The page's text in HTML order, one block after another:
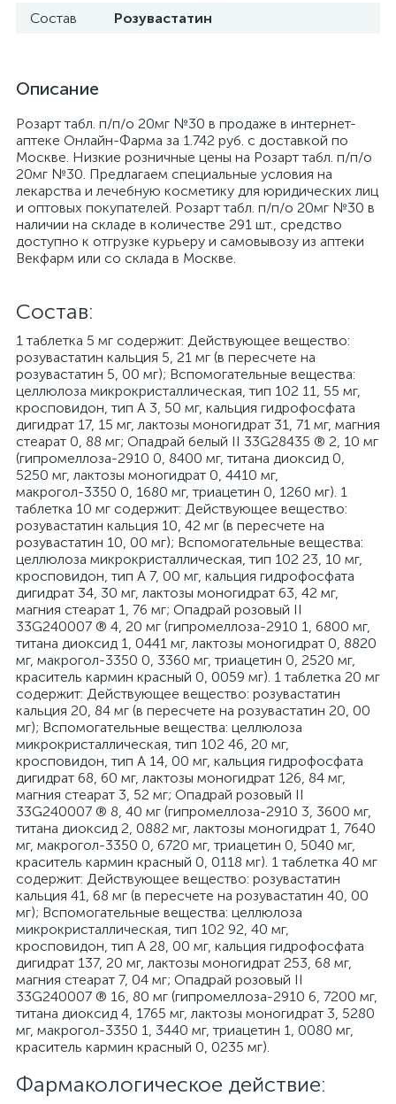
Состав
Розувастатин
Описание
Розарт табл. п/п/о 20мг №30 в продаже в интернет-
аптеке Онлайн-Фарма за 1.742 руб. с доставкой по
Москве. Низкие розничные цены на Розарт табл. п/п/о
20мг №30. Предлагаем специальные условия на
лекарства и лечебную косметику для юридических лиц
и оптовых покупателей. Розарт табл. п/п/о 20мг №30 в
наличии на складе в количестве 291 шт., средство
доступно к отгрузке курьеру и самовывозу из аптеки
Векфарм или со склада в Москве.
Cостав:
1 таблетка 5 мг содержит: Действующее вещество:
розувастатин кальция 5, 21 мг (в пересчете на
розувастатин 5, 00 мг); Вспомогательные вещества:
целлюлоза микрокристаллическая, тип 102 11, 55 мг,
кросповидон, тип А 3, 50 мг, кальция гидрофосфата
дигидрат 17, 15 мг, лактозы моногидрат 31, 71 мг, магния
стеарат 0, 88 мг; Опадрай белый II 33G28435 ® 2, 10 мг
(гипромеллоза-2910 0, 8400 мг, титана диоксид 0,
5250 мг, лактозы моногидрат 0, 4410 мг,
макрогол-3350 0, 1680 мг, триацетин 0, 1260 мг). 1
таблетка 10 мг содержит: Действующее вещество:
розувастатин кальция 10, 42 мг (в пересчете на
розувастатин 10, 00 мг); Вспомогательные вещества:
целлюлоза микрокристаллическая, тип 102 23, 10 мг,
кросповидон, тип А 7, 00 мг, кальция гидрофосфата
дигидрат 34, 30 мг, лактозы моногидрат 63, 42 мг,
магния стеарат 1, 76 мг; Опадрай розовый II
33G240007 ® 4, 20 мг (гипромеллоза-2910 1, 6800 мг,
титана диоксид 1, 0441 мг, лактозы моногидрат 0, 8820
мг, макрогол-3350 0, 3360 мг, триацетин 0, 2520 мг,
краситель кармин красный 0, 0059 мг). 1 таблетка 20 мг
содержит: Действующее вещество: розувастатин
кальция 20, 84 мг (в пересчете на розувастатин 20, 00
мг); Вспомогательные вещества: целлюлоза
микрокристаллическая, тип 102 46, 20 мг,
кросповидон, тип А 14, 00 мг, кальция гидрофосфата
дигидрат 68, 60 мг, лактозы моногидрат 126, 84 мг,
магния стеарат 3, 52 мг; Опадрай розовый II
33G240007 ® 8, 40 мг (гипромеллоза-2910 3, 3600 мг,
титана диоксид 2, 0882 мг, лактозы моногидрат 1, 7640
мг, макрогол-3350 0, 6720 мг, триацетин 0, 5040 мг,
краситель кармин красный 0, 0118 мг). 1 таблетка 40 мг
содержит: Действующее вещество: розувастатин
кальция 41, 68 мг (в пересчете на розувастатин 40, 00
мг); Вспомогательные вещества: целлюлоза
микрокристаллическая, тип 102 92, 40 мг,
кросповидон, тип А 28, 00 мг, кальция гидрофосфата
дигидрат 137, 20 мг, лактозы моногидрат 253, 68 мг,
магния стеарат 7, 04 мг; Опадрай розовый II
33G240007 ® 16, 80 мг (гипромеллоза-2910 6, 7200 мг,
титана диоксид 4, 1765 мг, лактозы моногидрат 3, 5280
мг, макрогол-3350 1, 3440 мг, триацетин 1, 0080 мг,
краситель кармин красный 0, 0235 мг).
Фармакологическое действие: